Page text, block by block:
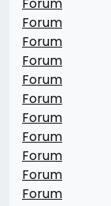
Forum
Forum
Forum
Forum
Forum
Forum
Forum
Forum
Forum
Forum